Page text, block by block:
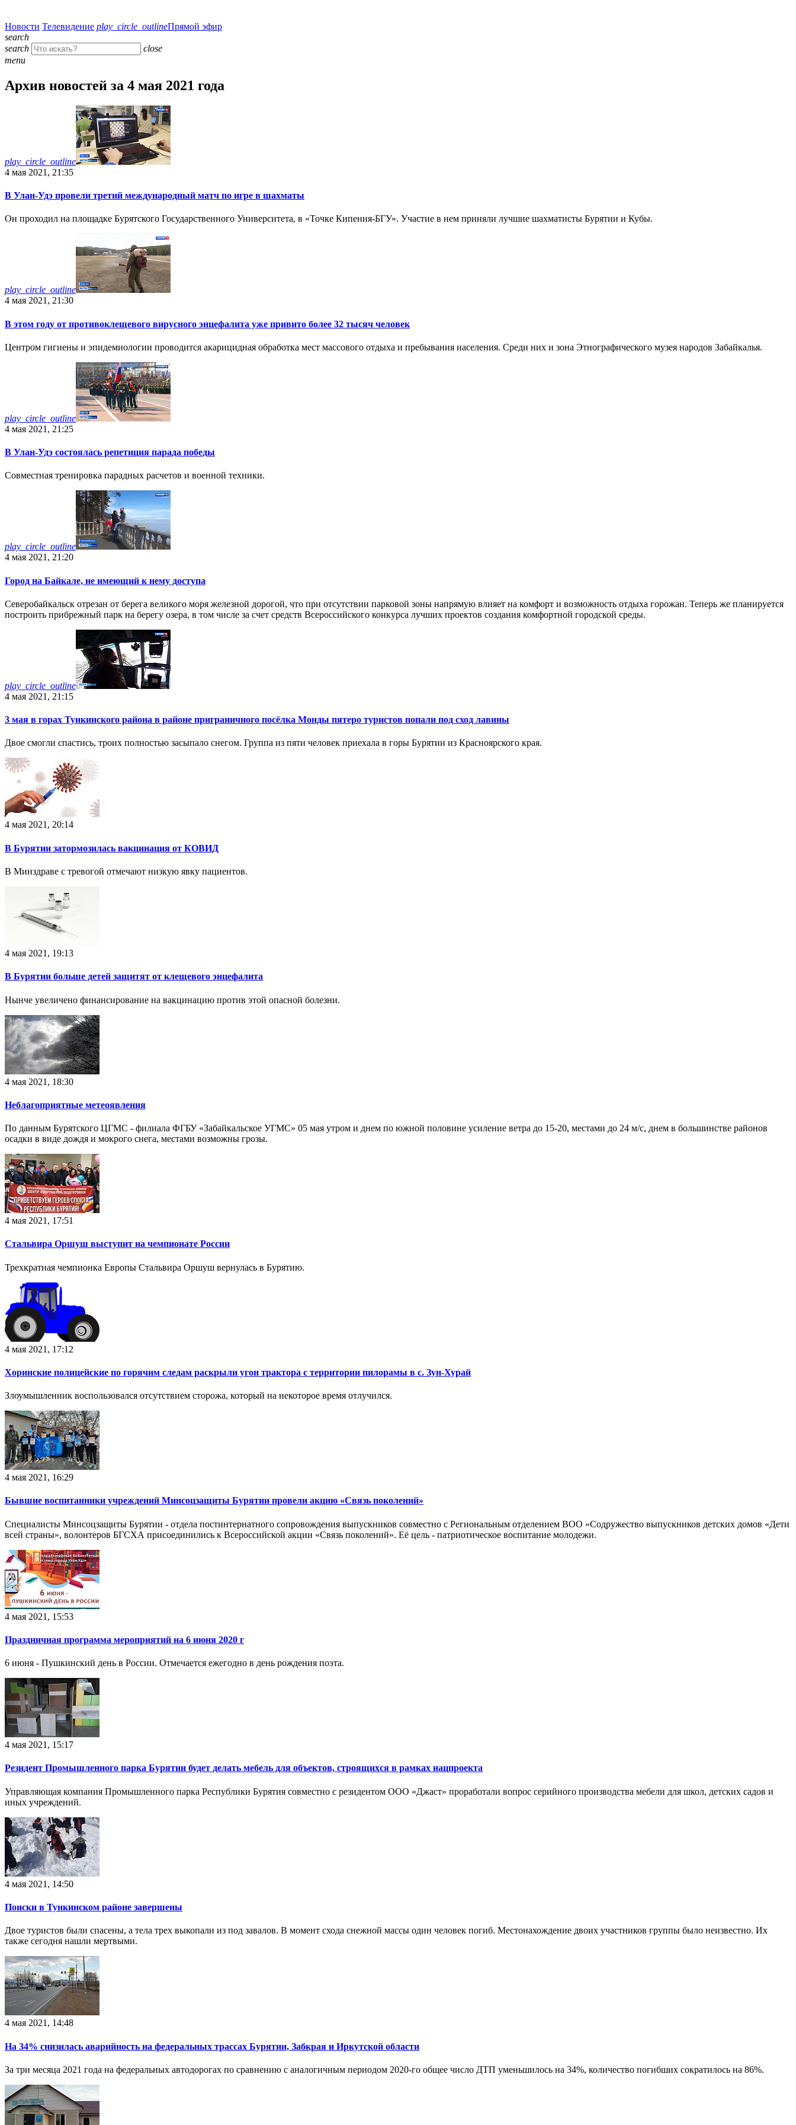
Новости Телевидение play_circle_outlineПрямой эфир
search
search
close
menu
Архив новостей за 4 мая 2021 года
play_circle_outline
4 мая 2021, 21:35
В Улан-Удэ провели третий международный матч по игре в шахматы
Он проходил на площадке Бурятского Государственного Университета, в «Точке Кипения-БГУ». Участие в нем приняли лучшие шахматисты Бурятии и Кубы.
play_circle_outline
4 мая 2021, 21:30
В этом году от противоклещевого вирусного энцефалита уже привито более 32 тысяч человек
Центром гигиены и эпидемиологии проводится акарицидная обработка мест массового отдыха и пребывания населения. Среди них и зона Этнографического музея народов Забайкалья.
play_circle_outline
4 мая 2021, 21:25
В Улан-Удэ состоялась репетиция парада победы
Совместная тренировка парадных расчетов и военной техники.
play_circle_outline
4 мая 2021, 21:20
Город на Байкале, не имеющий к нему доступа
Северобайкальск отрезан от берега великого моря железной дорогой, что при отсутствии парковой зоны напрямую влияет на комфорт и возможность отдыха горожан. Теперь же планируется
построить прибрежный парк на берегу озера, в том числе за счет средств Всероссийского конкурса лучших проектов создания комфортной городской среды.
play_circle_outline
4 мая 2021, 21:15
3 мая в горах Тункинского района в районе приграничного посёлка Монды пятеро туристов попали под сход лавины
Двое смогли спастись, троих полностью засыпало снегом. Группа из пяти человек приехала в горы Бурятии из Красноярского края.
4 мая 2021, 20:14
В Бурятии затормозилась вакцинация от КОВИД
В Минздраве с тревогой отмечают низкую явку пациентов.
4 мая 2021, 19:13
В Бурятии больше детей защитят от клещевого энцефалита
Нынче увеличено финансирование на вакцинацию против этой опасной болезни.
4 мая 2021, 18:30
Неблагоприятные метеоявления
По данным Бурятского ЦГМС - филиала ФГБУ «Забайкальское УГМС» 05 мая утром и днем по южной половине усиление ветра до 15-20, местами до 24 м/с, днем в большинстве районов
осадки в виде дождя и мокрого снега, местами возможны грозы.
4 мая 2021, 17:51
Стальвира Оршуш выступит на чемпионате России
Трехкратная чемпионка Европы Стальвира Оршуш вернулась в Бурятию.
4 мая 2021, 17:12
Хоринские полицейские по горячим следам раскрыли угон трактора с территории пилорамы в с. Зун-Хурай
Злоумышленник воспользовался отсутствием сторожа, который на некоторое время отлучился.
4 мая 2021, 16:29
Бывшие воспитанники учреждений Минсоцзащиты Бурятии провели акцию «Связь поколений»
Специалисты Минсоцзащиты Бурятии - отдела постинтернатного сопровождения выпускников совместно с Региональным отделением ВОО «Содружество выпускников детских домов «Дети
всей страны», волонтеров БГСХА присоединились к Всероссийской акции «Связь поколений». Её цель - патриотическое воспитание молодежи.
4 мая 2021, 15:53
Праздничная программа мероприятий на 6 июня 2020 г
6 июня - Пушкинский день в России. Отмечается ежегодно в день рождения поэта.
4 мая 2021, 15:17
Резидент Промышленного парка Бурятии будет делать мебель для объектов, строящихся в рамках нацпроекта
Управляющая компания Промышленного парка Республики Бурятия совместно с резидентом ООО «Джаст» проработали вопрос серийного производства мебели для школ, детских садов и
иных учреждений.
4 мая 2021, 14:50
Поиски в Тункинском районе завершены
Двое туристов были спасены, а тела трех выкопали из под завалов. В момент схода снежной массы один человек погиб. Местонахождение двоих участников группы было неизвестно. Их
также сегодня нашли мертвыми.
4 мая 2021, 14:48
На 34% снизилась аварийность на федеральных трассах Бурятии, Забкрая и Иркутской области
За три месяца 2021 года на федеральных автодорогах по сравнению с аналогичным периодом 2020-го общее число ДТП уменьшилось на 34%, количество погибших сократилось на 86%.